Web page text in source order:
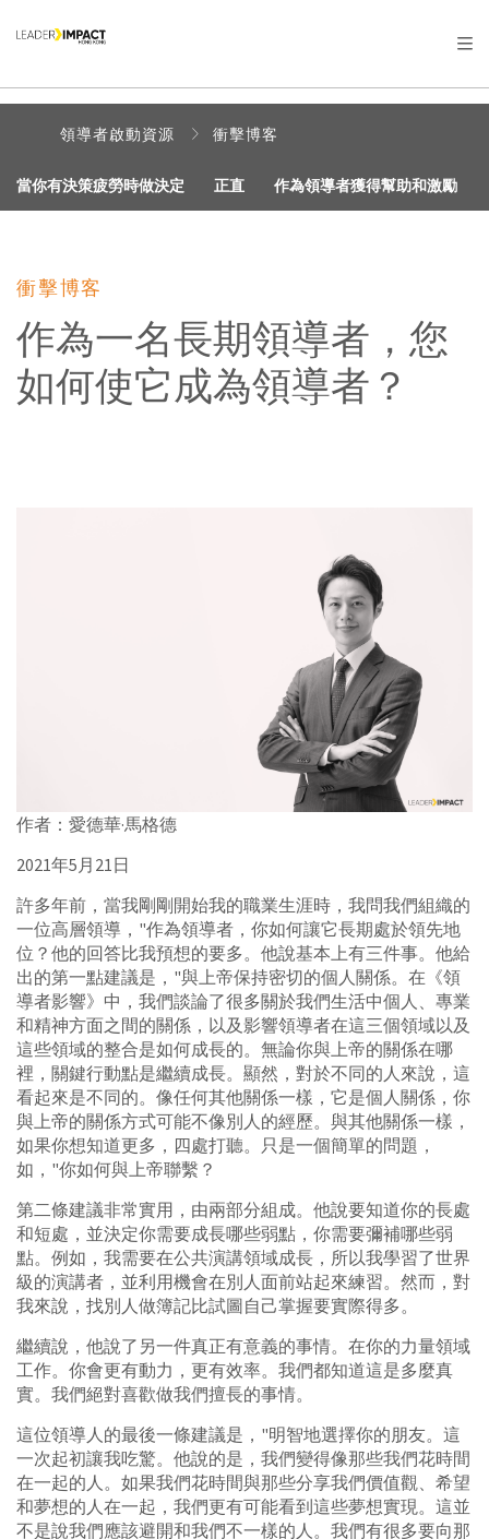
領導者啟動資源 衝擊博客
當你有決策疲勞時做決定 正直 作為領導者獲得幫助和激勵
衝擊博客
作為一名長期領導者，您
如何使它成為領導者？
作者：愛德華·馬格德
2021年5月21日
許多年前，當我剛剛開始我的職業生涯時，我問我們組織的
一位高層領導，"作為領導者，你如何讓它長期處於領先地
位？他的回答比我預想的要多。他說基本上有三件事。他給
出的第一點建議是，"與上帝保持密切的個人關係。在《領
導者影響》中，我們談論了很多關於我們生活中個人、專業
和精神方面之間的關係，以及影響領導者在這三個領域以及
這些領域的整合是如何成長的。無論你與上帝的關係在哪
裡，關鍵行動點是繼續成長。顯然，對於不同的人來說，這
看起來是不同的。像任何其他關係一樣，它是個人關係，你
與上帝的關係方式可能不像別人的經歷。與其他關係一樣，
如果你想知道更多，四處打聽。只是一個簡單的問題，
如，"你如何與上帝聯繫？
第二條建議非常實用，由兩部分組成。他說要知道你的長處
和短處，並決定你需要成長哪些弱點，你需要彌補哪些弱
點。例如，我需要在公共演講領域成長，所以我學習了世界
級的演講者，並利用機會在別人面前站起來練習。然而，對
我來說，找別人做簿記比試圖自己掌握要實際得多。
繼續說，他說了另一件真正有意義的事情。在你的力量領域
工作。你會更有動力，更有效率。我們都知道這是多麼真
實。我們絕對喜歡做我們擅長的事情。
這位領導人的最後一條建議是，"明智地選擇你的朋友。這
一次起初讓我吃驚。他說的是，我們變得像那些我們花時間
在一起的人。如果我們花時間與那些分享我們價值觀、希望
和夢想的人在一起，我們更有可能看到這些夢想實現。這並
不是說我們應該避開和我們不一樣的人。我們有很多要向那